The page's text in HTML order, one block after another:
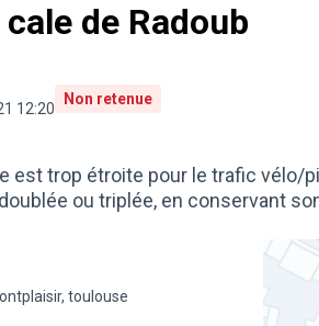
de Radoub
12:20
Non retenue
est trop étroite pour le trafic vélo/
ou triplée, en conservant
toulouse